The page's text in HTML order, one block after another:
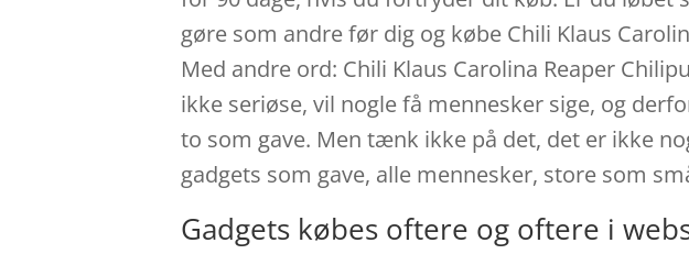
gøre som andre før dig og købe Chili Klaus
Med andre ord: Chili Klaus Carolina Reaper
ikke seriøse, vil nogle få mennesker sige, og
to som gave. Men tænk ikke på det, det er ikke
gadgets som gave, alle mennesker, store som
Gadgets købes oftere og oftere i